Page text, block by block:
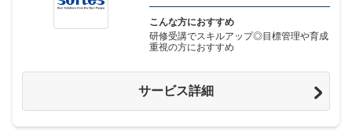
こんな方におすすめ
研修受講でスキルアップ◎目標管理や育成
重視の方におすすめ
サービス詳細